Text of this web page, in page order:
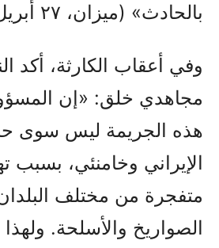
بالحادث» (ميزان، ٢٧ أبريل ٢٠٢٥).
وفي أعقاب الكارثة، أكد
مجاهدي خلق: «إن
هذه الجريمة ليس سوى
الإيراني وخامنئي، بسبب
متفجرة من مختلف
الصواريخ والأسلحة.